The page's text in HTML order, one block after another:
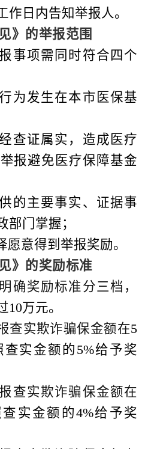
作日内告知举报人。
》的举报范围
事项需 同时符合 四个
为发生在本市医保基
查证属实，造成医疗
报避免医疗保障基金
的主要事实、证据事
部门掌握；
愿意得到举报奖励。
》的奖励标准
确奖励标准分三档，
10万元。
查实欺诈骗保金额在5
实金额的 5%给予奖
查实欺诈骗保金额在
实金额的4%给予奖